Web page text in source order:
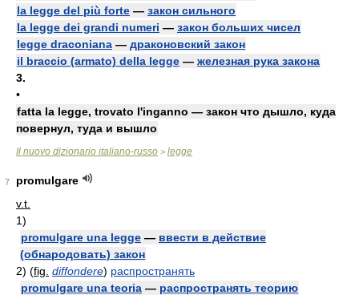
la legge del più forte — закон сильного
la legge dei grandi numeri — закон больших чисел
legge draconiana — драконовский закон
il braccio (armato) della legge — железная рука закона
3.
•
fatta la legge, trovato l'inganno — закон что дышло, куда
повернул, туда и вышло
Il nuovo dizionario italiano-russo > legge
7
promulgare
v.t.
1)
promulgare una legge — ввести в действие
(обнародовать) закон
2) (fig. diffondere) распространять
promulgare una teoria — распространять теорию